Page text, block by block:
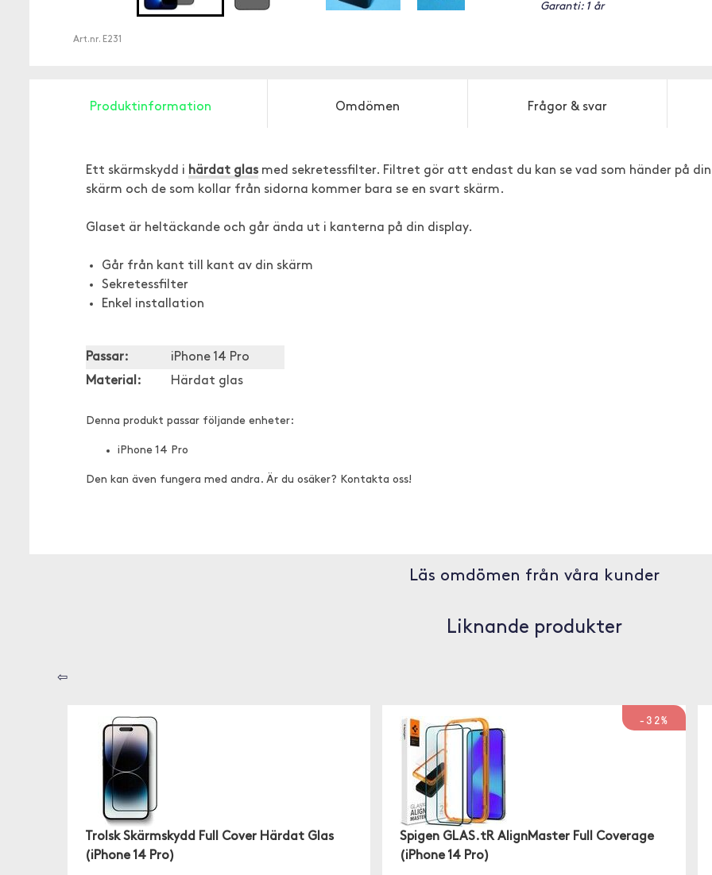
Art.nr. E231
Garanti: 1 år
Produktinformation Omdömen Frågor & svar
Ett skärmskydd i härdat glas med sekretessfilter. Filtret gör att endast du kan se vad som händer på din
skärm och de som kollar från sidorna kommer bara se en svart skärm.
Glaset är heltäckande och går ända ut i kanterna på din display.
Går från kant till kant av din skärm
Sekretessfilter
Enkel installation
Passar:
iPhone 14 Pro
Material:
Härdat glas
Denna produkt passar följande enheter:
iPhone 14 Pro
Den kan även fungera med andra. Är du osäker? Kontakta oss!
Läs omdömen från våra kunder
Liknande produkter
⇦
Trolsk Skärmskydd Full Cover Härdat Glas
(iPhone 14 Pro)
-32%
Spigen GLAS.tR AlignMaster Full Coverage
(iPhone 14 Pro)